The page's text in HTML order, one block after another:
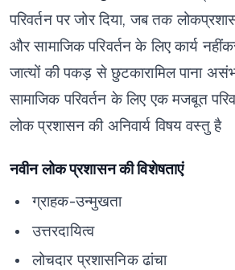
परिवर्तन पर जोर दिया,जब तक
और सामाजिक परिवर्तन के लिए कार्य
जात्यों की पकड़ से छुटकारामिल पाना
सामाजिक परिवर्तन के लिए एक मजबूत
लोक प्रशासन की अनिवार्य विषय वस्तु है
नवीन लोक प्रशासन की विशेषताएं
ग्राहक-उन्मुखता
उत्तरदायित्व
लोचदार प्रशासनिक ढांचा